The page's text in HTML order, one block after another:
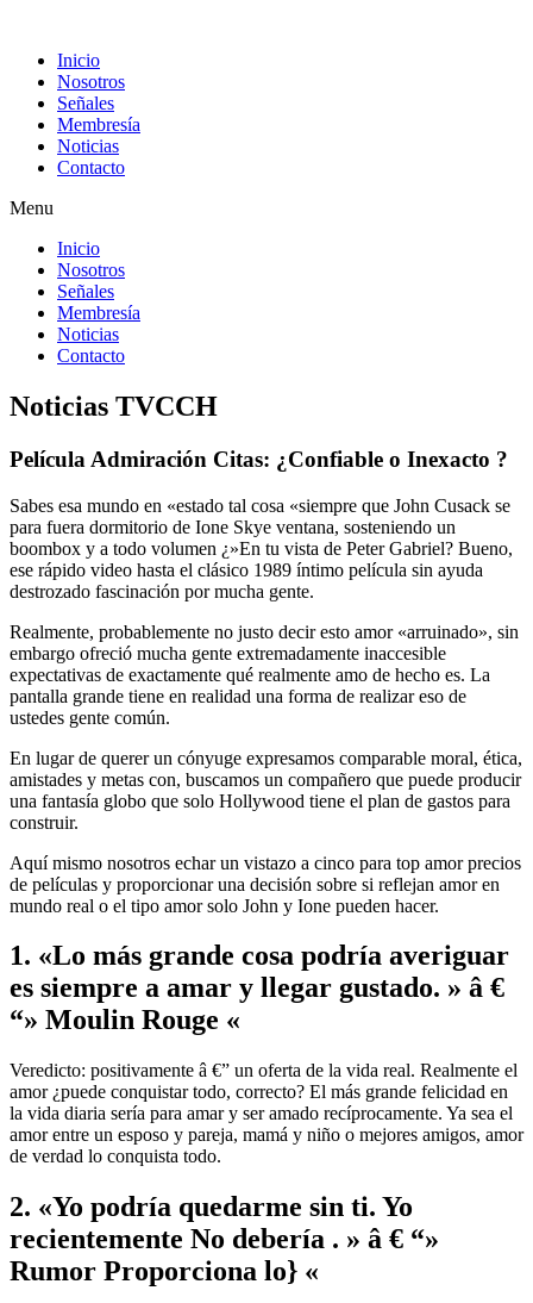
Inicio
Nosotros
Señales
Membresía
Noticias
Contacto
Menu
Inicio
Nosotros
Señales
Membresía
Noticias
Contacto
Noticias TVCCH
Película Admiración Citas: ¿Confiable o Inexacto ?
Sabes esa mundo en «estado tal cosa «siempre que John Cusack se
para fuera dormitorio de Ione Skye ventana, sosteniendo un
boombox y a todo volumen ¿»En tu vista de Peter Gabriel? Bueno,
ese rápido video hasta el clásico 1989 íntimo película sin ayuda
destrozado fascinación por mucha gente.
Realmente, probablemente no justo decir esto amor «arruinado», sin
embargo ofreció mucha gente extremadamente inaccesible
expectativas de exactamente qué realmente amo de hecho es. La
pantalla grande tiene en realidad una forma de realizar eso de
ustedes gente común.
En lugar de querer un cónyuge expresamos comparable moral, ética,
amistades y metas con, buscamos un compañero que puede producir
una fantasía globo que solo Hollywood tiene el plan de gastos para
construir.
Aquí mismo nosotros echar un vistazo a cinco para top amor precios
de películas y proporcionar una decisión sobre si reflejan amor en
mundo real o el tipo amor solo John y Ione pueden hacer.
1. «Lo más grande cosa podría averiguar
es siempre a amar y llegar gustado. » â €
“» Moulin Rouge «
Veredicto: positivamente â €” un oferta de la vida real. Realmente el
amor ¿puede conquistar todo, correcto? El más grande felicidad en
la vida diaria sería para amar y ser amado recíprocamente. Ya sea el
amor entre un esposo y pareja, mamá y niño o mejores amigos, amor
de verdad lo conquista todo.
2. «Yo podría quedarme sin ti. Yo
recientemente No debería . » â € “»
Rumor Proporciona lo} «